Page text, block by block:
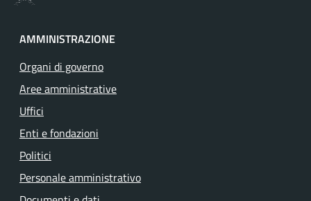
AMMINISTRAZIONE
Organi di governo
Aree amministrative
Uffici
Enti e fondazioni
Politici
Personale amministrativo